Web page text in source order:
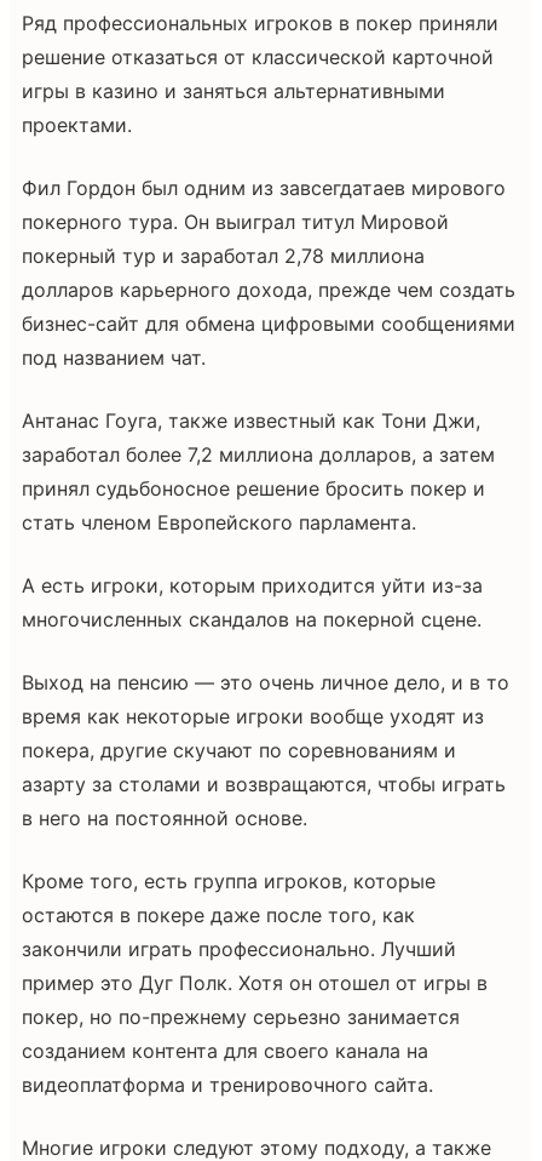
Ряд профессиональных игроков в покер приняли
решение отказаться от классической карточной
игры в казино и заняться альтернативными
проектами.
Фил Гордон был одним из завсегдатаев мирового
покерного тура. Он выиграл титул Мировой
покерный тур и заработал 2,78 миллиона
долларов карьерного дохода, прежде чем создать
бизнес-сайт для обмена цифровыми сообщениями
под названием чат.
Антанас Гоуга, также известный как Тони Джи,
заработал более 7,2 миллиона долларов, а затем
принял судьбоносное решение бросить покер и
стать членом Европейского парламента.
А есть игроки, которым приходится уйти из-за
многочисленных скандалов на покерной сцене.
Выход на пенсию — это очень личное дело, и в то
время как некоторые игроки вообще уходят из
покера, другие скучают по соревнованиям и
азарту за столами и возвращаются, чтобы играть
в него на постоянной основе.
Кроме того, есть группа игроков, которые
остаются в покере даже после того, как
закончили играть профессионально. Лучший
пример это Дуг Полк. Хотя он отошел от игры в
покер, но по-прежнему серьезно занимается
созданием контента для своего канала на
видеоплатформа и тренировочного сайта.
Многие игроки следуют этому подходу, а также